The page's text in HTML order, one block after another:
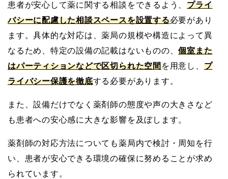
患者が安心して薬に関する相談をできるよう、プライ
バシーに配慮した相談スペースを設置する必要があり
ます。具体的な対応は、薬局の規模や構造によって異
なるため、特定の設備の記載はないものの、個室また
はパーティションなどで区切られた空間を用意し、 プ
ライバシー保護を徹底する必要があります。
また、設備だけでなく薬剤師の態度や声の大きさなど
も患者への安心感に大きな影響を及ぼします。
薬剤師の対応方法についても薬局内で検討・周知を行
い、患者が安心できる環境の確保に努めることが求め
られています。